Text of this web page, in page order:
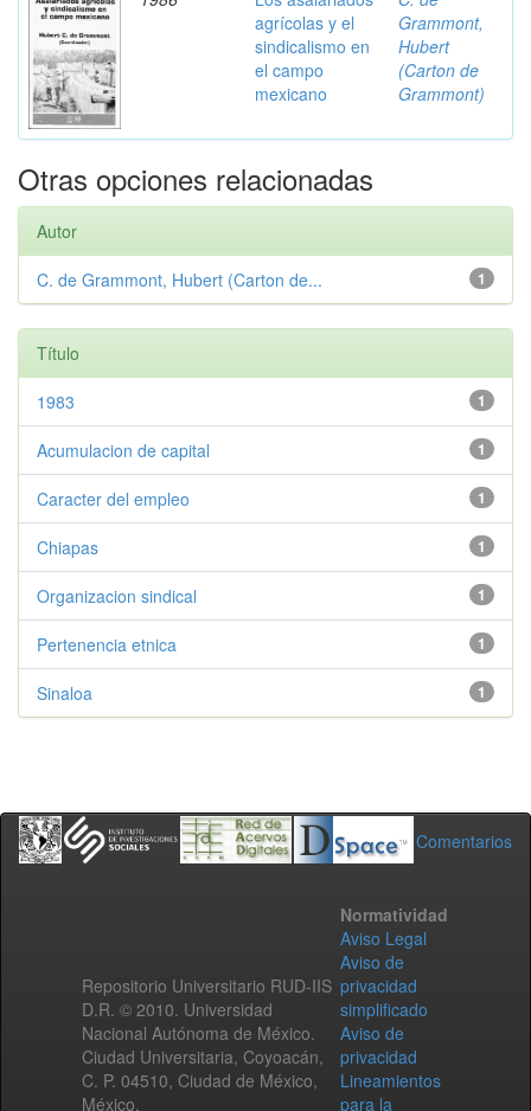
agrícolas y el
sindicalismo en
el campo
mexicano
Grammont,
Hubert
(Carton de
Grammont)
Otras opciones relacionadas
Autor
1
C. de Grammont, Hubert (Carton de...
Título
1
1983
1
Acumulacion de capital
1
Caracter del empleo
1
Chiapas
1
Organizacion sindical
1
Pertenencia etnica
1
Sinaloa
Comentarios
Repositorio Universitario RUD-IIS
D.R. © 2010. Universidad
Nacional Autónoma de México.
Ciudad Universitaria, Coyoacán,
C. P. 04510, Ciudad de México,
México.
Normatividad
Aviso Legal
Aviso de
privacidad
simplificado
Aviso de
privacidad
Lineamientos
para la